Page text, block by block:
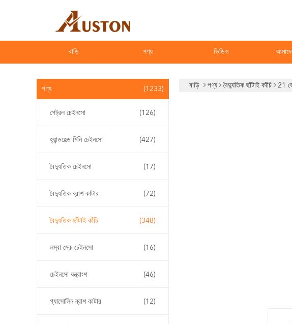
বাড়ি পণ্য ভিডিও
পণ্য (1233)
পেট্রল চেইনসো (126)
হ্যান্ডহেল্ড মিনি চেইনসো (427)
বৈদ্যুতিক চেইনসো (17)
বৈদ্যুতিক ব্রাশ কাটার (72)
বৈদ্যুতিক ছাঁটাই কাঁচি (348)
লম্বা মেরু চেইনসো (16)
চেইনসো যন্ত্রাংশ (46)
গ্যাসোলিন ব্রাশ কাটার (12)
বাড়ি পণ্য বৈদ্যুতিক ছাঁটাই কাঁচি 21